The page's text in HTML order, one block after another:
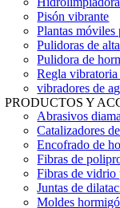
Pisón vibrante
Plantas
Pulidoras de
Pulidora de
Regla
vibradores de
PRODUCTOS Y
Abrasivos
Catalizadores
Encofrado de
Fibras de
Fibras de vidrio
Juntas de
Moldes